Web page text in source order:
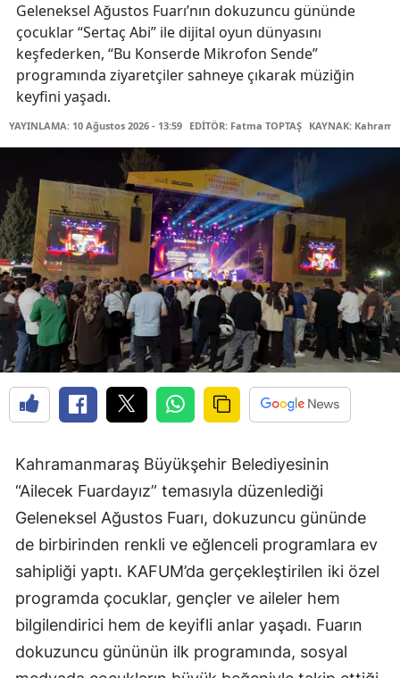
Geleneksel Ağustos Fuarı’nın dokuzuncu gününde
çocuklar “Sertaç Abi” ile dijital oyun dünyasını
keşfederken, “Bu Konserde Mikrofon Sende”
programında ziyaretçiler sahneye çıkarak müziğin
keyfini yaşadı.
YAYINLAMA: 10 Ağustos 2026 - 13:59 EDİTÖR: Fatma TOPTAŞ KAYNAK:
Kahramanmaraş Büyükşehir Belediyesinin
“Ailecek Fuardayız” temasıyla düzenlediği
Geleneksel Ağustos Fuarı, dokuzuncu gününde
de birbirinden renkli ve eğlenceli programlara ev
sahipliği yaptı. KAFUM’da gerçekleştirilen iki özel
programda çocuklar, gençler ve aileler hem
bilgilendirici hem de keyifli anlar yaşadı. Fuarın
dokuzuncu gününün ilk programında, sosyal